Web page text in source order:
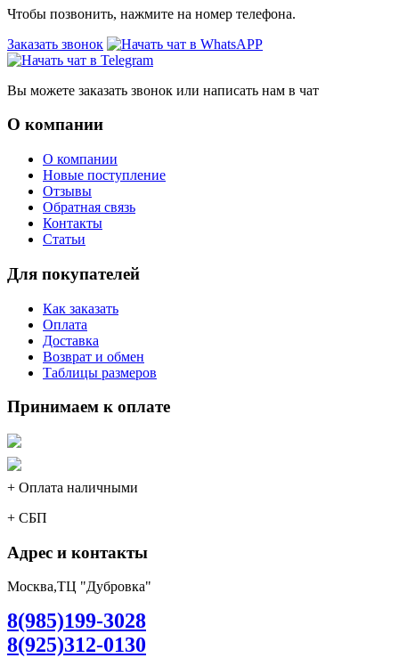
Чтобы позвонить, нажмите на номер телефона.
Заказать звонок
Вы можете заказать звонок или написать нам в чат
О компании
О компании
Новые поступление
Отзывы
Обратная связь
Контакты
Статьи
Для покупателей
Как заказать
Оплата
Доставка
Возврат и обмен
Таблицы размеров
Принимаем к оплате
+ Оплата наличными
+ СБП
Адрес и контакты
Москва,ТЦ "Дубровка"
8(985)199-3028
8(925)312-0130